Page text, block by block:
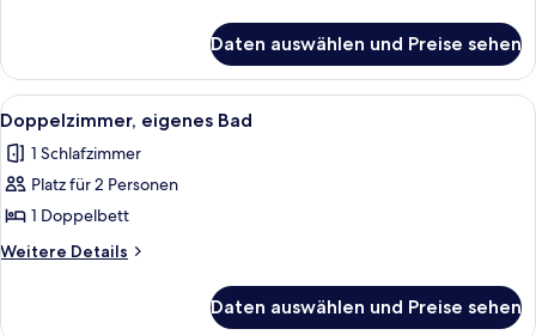
Ferienhaus,
Gemeinschaftsbad
Daten auswählen und Preise sehen
Alle
Fotos
für
Doppelzimmer,
eigenes
Bad
Ein Zimmer mit einem Bett, einem
7
Doppelzimmer, eigenes Bad
1 Schlafzimmer
Platz für 2 Personen
1 Doppelbett
Weitere Details
Weitere
Daten auswählen und Preise sehen